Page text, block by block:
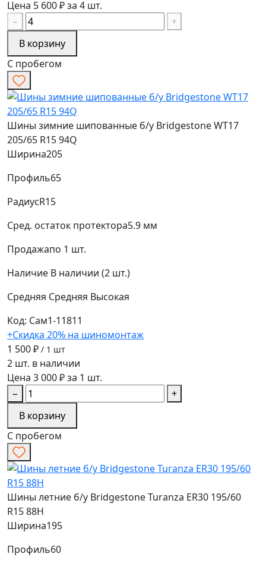
Цена 5 600 ₽ за 4 шт.
−
+
В корзину
С пробегом
Шины зимние шипованные б/у Bridgestone WT17
205/65 R15 94Q
Ширина205
Профиль65
РадиусR15
Сред. остаток протектора5.9 мм
Продажапо 1 шт.
Наличие В наличии (2 шт.)
Средняя Средняя Высокая
Код: Сам1-11811
+Скидка 20% на шиномонтаж
1 500 ₽ / 1 шт
2 шт. в наличии
Цена 3 000 ₽ за 1 шт.
−
+
В корзину
С пробегом
Шины летние б/у Bridgestone Turanza ER30 195/60
R15 88H
Ширина195
Профиль60